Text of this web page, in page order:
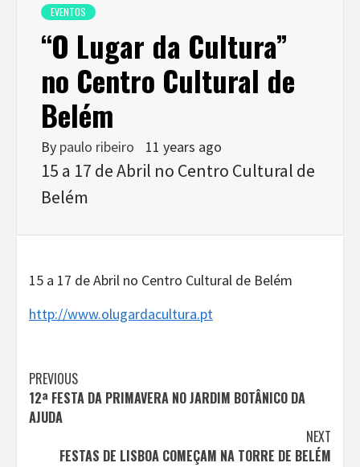
EVENTOS
“O Lugar da Cultura”
no Centro Cultural de
Belém
By paulo ribeiro 11 years ago
15 a 17 de Abril no Centro Cultural de
Belém
15 a 17 de Abril no Centro Cultural de Belém
http://www.olugardacultura.pt
Continue
Reading
PREVIOUS
12ª FESTA DA PRIMAVERA NO JARDIM BOTÂNICO DA
AJUDA
NEXT
FESTAS DE LISBOA COMEÇAM NA TORRE DE BELÉM